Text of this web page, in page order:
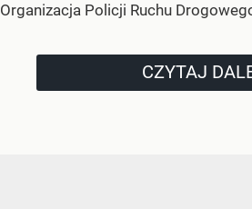
Organizacja Policji Ruchu
CZYTAJ